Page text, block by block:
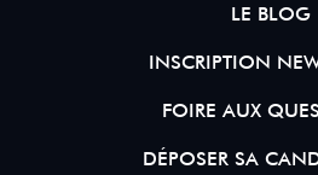
LE BLOG
INSCRIPTION
FOIRE AUX
DÉPOSER SA